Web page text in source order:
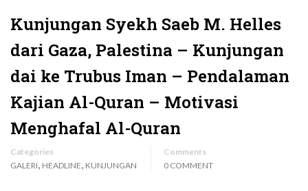
Kunjungan Syekh Saeb M. Helles
dari Gaza, Palestina – Kunjungan
dai ke Trubus Iman – Pendalaman
Kajian Al-Quran – Motivasi
Menghafal Al-Quran
Categories
GALERI, HEADLINE, KUNJUNGAN
Comments
0 COMMENT